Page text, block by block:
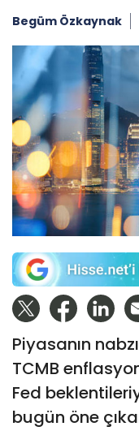
Begüm Özkaynak
Piyasanın
TCMB
Fed
bugün öne